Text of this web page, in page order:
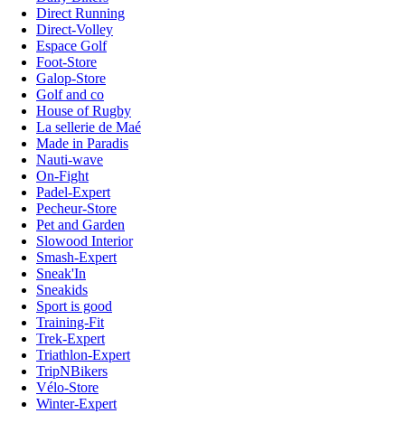
Direct Running
Direct-Volley
Espace Golf
Foot-Store
Galop-Store
Golf and co
House of Rugby
La sellerie de Maé
Made in Paradis
Nauti-wave
On-Fight
Padel-Expert
Pecheur-Store
Pet and Garden
Slowood Interior
Smash-Expert
Sneak'In
Sneakids
Sport is good
Training-Fit
Trek-Expert
Triathlon-Expert
TripNBikers
Vélo-Store
Winter-Expert